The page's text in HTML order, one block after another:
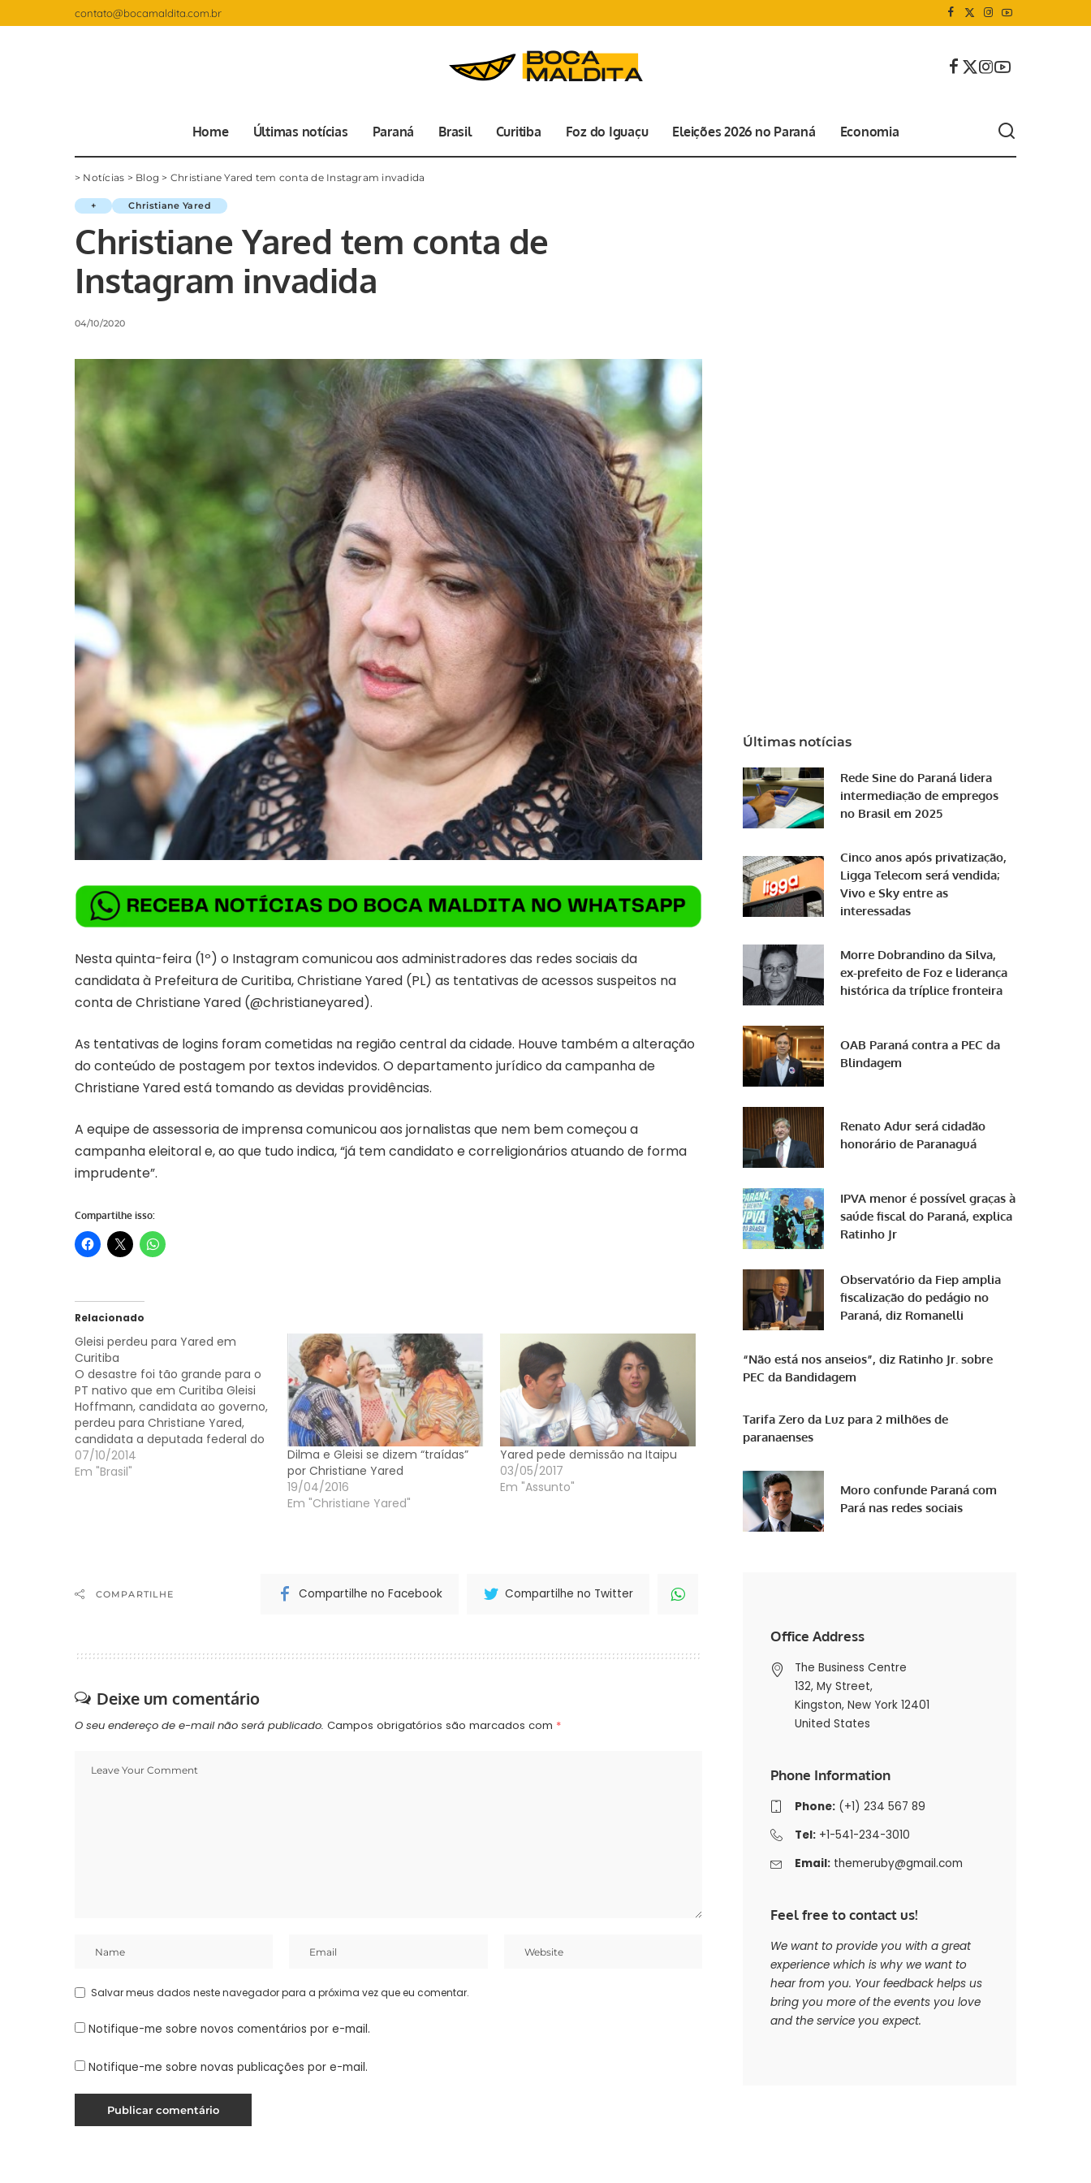
contato@bocamaldita.com.br
Home Últimas notícias Paraná Brasil Curitiba Foz do Iguaçu Eleições 2026 no Paraná Economia
> Notícias > Blog > Christiane Yared tem conta de Instagram invadida
+ Christiane Yared
Christiane Yared tem conta de
Instagram invadida
04/10/2020
Nesta quinta-feira (1º) o Instagram comunicou aos administradores das redes sociais da
candidata à Prefeitura de Curitiba, Christiane Yared (PL) as tentativas de acessos suspeitos na
conta de Christiane Yared (@christianeyared).
As tentativas de logins foram cometidas na região central da cidade. Houve também a alteração
do conteúdo de postagem por textos indevidos. O departamento jurídico da campanha de
Christiane Yared está tomando as devidas providências.
A equipe de assessoria de imprensa comunicou aos jornalistas que nem bem começou a
campanha eleitoral e, ao que tudo indica, “já tem candidato e correligionários atuando de forma
imprudente”.
Compartilhe isso:
Relacionado
Gleisi perdeu para Yared em
Curitiba
O desastre foi tão grande para o
PT nativo que em Curitiba Gleisi
Hoffmann, candidata ao governo,
perdeu para Christiane Yared,
candidata a deputada federal do
PTN. Yared fez 139.854 votos. Gleisi
112.729 votos. As informações são
07/10/2014
Em "Brasil"
Dilma e Gleisi se dizem “traídas”
por Christiane Yared
19/04/2016
Em "Christiane Yared"
Yared pede demissão na Itaipu
03/05/2017
Em "Assunto"
COMPARTILHE Compartilhe no Facebook Compartilhe no Twitter
Deixe um comentário
O seu endereço de e-mail não será publicado. Campos obrigatórios são marcados com *
Salvar meus dados neste navegador para a próxima vez que eu comentar.
Notifique-me sobre novos comentários por e-mail.
Notifique-me sobre novas publicações por e-mail.
Últimas notícias
Rede Sine do Paraná lidera
intermediação de empregos
no Brasil em 2025
Cinco anos após privatização,
Ligga Telecom será vendida;
Vivo e Sky entre as
interessadas
Morre Dobrandino da Silva,
ex-prefeito de Foz e liderança
histórica da tríplice fronteira
OAB Paraná contra a PEC da
Blindagem
Renato Adur será cidadão
honorário de Paranaguá
IPVA menor é possível graças à
saúde fiscal do Paraná, explica
Ratinho Jr
Observatório da Fiep amplia
fiscalização do pedágio no
Paraná, diz Romanelli
“Não está nos anseios”, diz Ratinho Jr. sobre
PEC da Bandidagem
Tarifa Zero da Luz para 2 milhões de
paranaenses
Moro confunde Paraná com
Pará nas redes sociais
Office Address
The Business Centre
132, My Street,
Kingston, New York 12401
United States
Phone Information
Phone:(+1) 234 567 89
Tel:+1-541-234-3010
Email: themeruby@gmail.com
Feel free to contact us!
We want to provide you with a great
experience which is why we want to
hear from you. Your feedback helps us
bring you more of the events you love
and the service you expect.